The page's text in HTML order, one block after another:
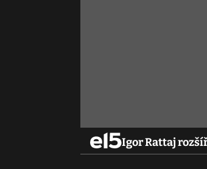
Igor Rattaj